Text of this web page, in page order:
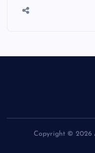
Copyright © 2026